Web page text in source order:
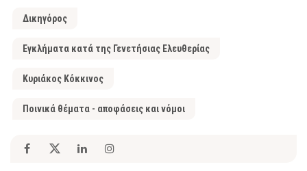
Δικηγόρος
Εγκλήματα κατά της Γενετήσιας Ελευθερίας
Κυριάκος Κόκκινος
Ποινικά θέματα - αποφάσεις και νόμοι